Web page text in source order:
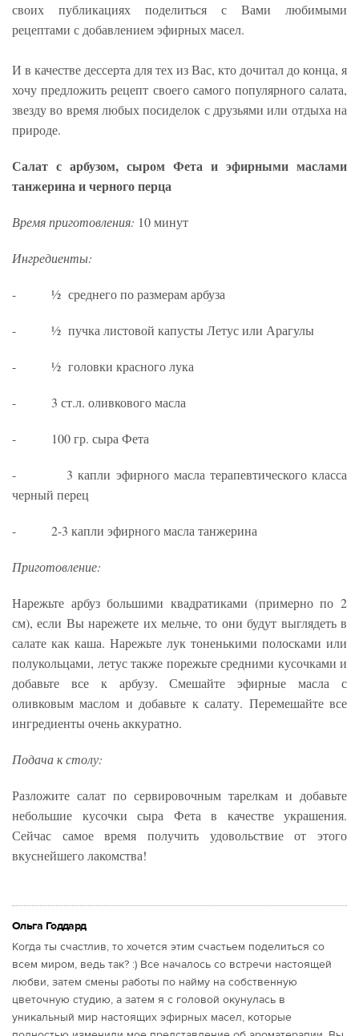
своих публикациях поделиться с Вами любимыми
рецептами с добавлением эфирных масел.
И в качестве дессерта для тех из Вас, кто дочитал до конца, я
хочу предложить рецепт своего самого популярного салата,
звезду во время любых посиделок с друзьями или отдыха на
природе.
Салат с арбузом, сыром Фета и эфирными маслами
танжерина и черного перца
Время приготовления: 10 минут
Ингредиенты:
- ½ среднего по размерам арбуза
- ½ пучка листовой капусты Летус или Арагулы
- ½ головки красного лука
- 3 ст.л. оливкового масла
- 100 гр. сыра Фета
- 3 капли эфирного масла терапевтического класса
черный перец
- 2-3 капли эфирного масла танжерина
Приготовление:
Нарежьте арбуз большими квадратиками (примерно по 2
см), если Вы нарежете их мельче, то они будут выглядеть в
салате как каша. Нарежьте лук тоненькими полосками или
полукольцами, летус также порежьте средними кусочками и
добавьте все к арбузу. Смешайте эфирные масла с
оливковым маслом и добавьте к салату. Перемешайте все
ингредиенты очень аккуратно.
Подача к столу:
Разложите салат по сервировочным тарелкам и добавьте
небольшие кусочки сыра Фета в качестве украшения.
Сейчас самое время получить удовольствие от этого
вкуснейшего лакомства!
Ольга Годдард
Когда ты счастлив, то хочется этим счастьем поделиться со
всем миром, ведь так? :) Все началось со встречи настоящей
любви, затем смены работы по найму на собственную
цветочную студию, а затем я с головой окунулась в
уникальный мир настоящих эфирных масел, которые